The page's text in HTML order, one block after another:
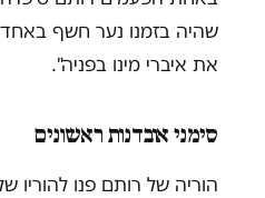
שהיה בזמנו נער חשף
את איברי מינו בפניה".
סימני אובדנות ראשונים
הוריה של רותם פנו להוריו